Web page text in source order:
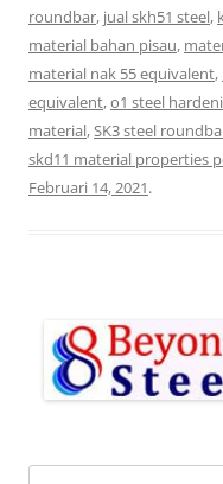
roundbar, jual skh51 steel,
material bahan pisau,
material nak 55 equivalent,
equivalent,o1 steel
material,SK3 steel
skd11 material properties
Februari 14, 2021.